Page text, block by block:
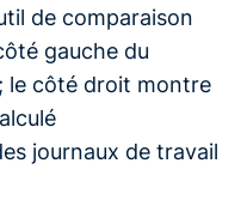
de comparaison
gauche du
le côté droit montre
journaux de travail